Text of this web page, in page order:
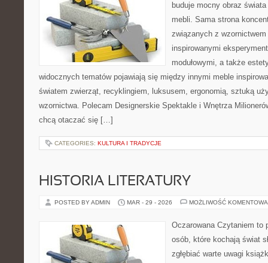
buduje mocny obraz
mebli. Sama strona
związanych z
inspirowanymi
modułowymi, a także
widocznych tematów pojawiają się między innymi meble
światem zwierząt, recyklingiem, luksusem, ergonomią, sztuką
wzornictwa. Polecam Designerskie Spektakle i Wnętrza
chcą otaczać się […]
CATEGORIES: KULTURA I TRADYCJE
HISTORIA LITERATURY
POSTED BY ADMIN MAR - 29 - 2026 MOŻLIWOŚĆ
Oczarowana Czytaniem to
osób, które kochają świat
zgłębiać warte uwagi